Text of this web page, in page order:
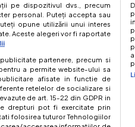
Acest site este creat si
pe dispozitivul dvs., precum
personal. Puteți accepta sau
opune utilizării unui interes
Aceste alegeri vor fi raportate
partenere, precum si
a permite website-ului sa
afisate in functie de
retelelor de socializare si
de art. 15-22 din GDPR in
drepturi pot fi exercitate prin
folosirea tuturor Tehnologiilor